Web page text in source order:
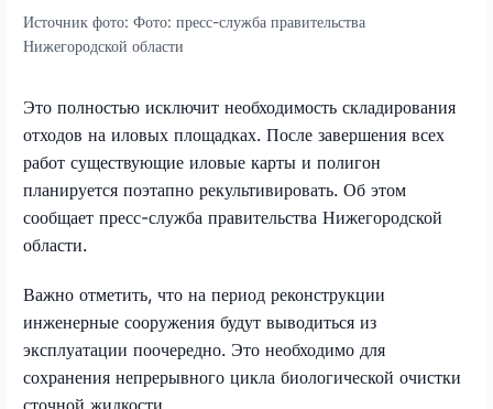
Источник фото: Фото: пресс-служба правительства
Нижегородской области
Это полностью исключит необходимость складирования
отходов на иловых площадках. После завершения всех
работ существующие иловые карты и полигон
планируется поэтапно рекультивировать. Об этом
сообщает пресс-служба правительства Нижегородской
области.
Важно отметить, что на период реконструкции
инженерные сооружения будут выводиться из
эксплуатации поочередно. Это необходимо для
сохранения непрерывного цикла биологической очистки
сточной жидкости.